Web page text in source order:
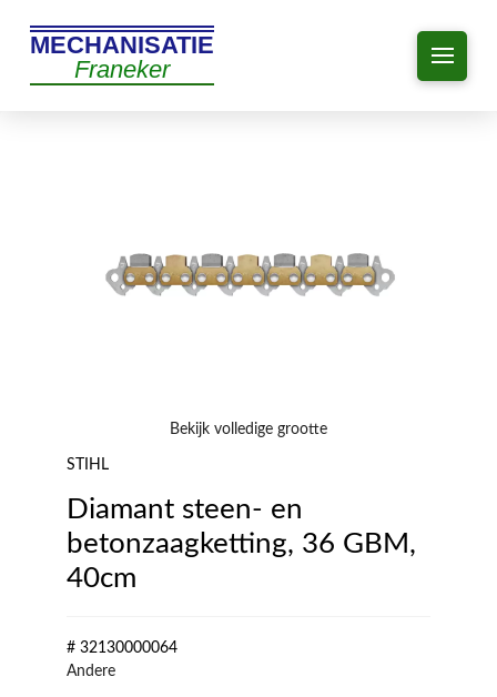
MECHANISATIE
Franeker
Bekijk volledige grootte
STIHL
Diamant steen- en
betonzaagketting, 36 GBM,
40cm
# 32130000064
Andere